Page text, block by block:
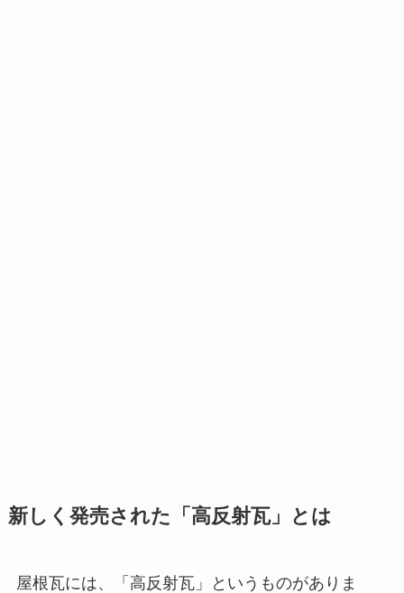
新しく発売された「高反射瓦」とは
屋根瓦には、「高反射瓦」というものがありま